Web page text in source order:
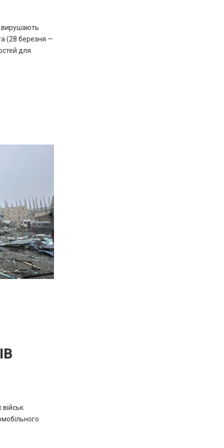
вирушають
(28 березня —
для